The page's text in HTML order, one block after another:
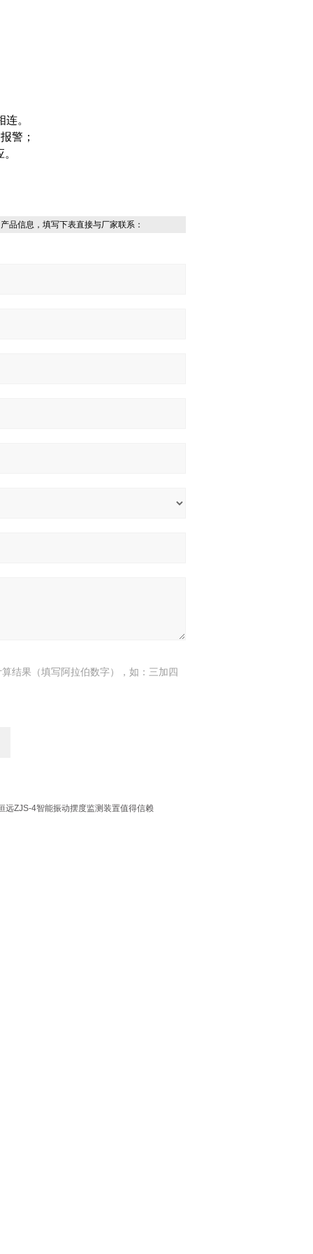
连。
警；
品信息，填写下表直接与厂家联系：
结果（填写阿拉伯数字），如：三加四
远ZJS-4智能振动摆度监测装置值得信赖